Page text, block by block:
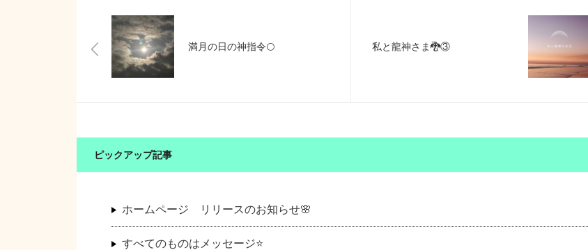
満月の日の神指令🌕 私と龍神さま🐉③
ピックアップ記事
ホームページ リリースのお知らせ🌸
すべてのものはメッセージ⭐️